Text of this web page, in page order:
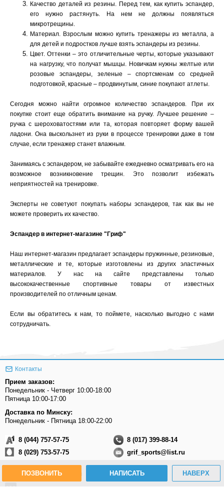
Качество деталей из резины. Перед тем, как купить эспандер,
его нужно растянуть. На нем не должны появляться
микротрещины.
Материал. Взрослым можно купить тренажеры из металла, а
для детей и подростков лучше взять эспандеры из резины.
Цвет. Оттенки – это отличительные черты, которые указывают
на нагрузку, что получат мышцы. Новичкам нужны желтые или
розовые эспандеры, зеленые – спортсменам со средней
подготовкой, красные – продвинутым, синие покупают атлеты.
Сегодня можно найти огромное количество эспандеров. При их
покупке стоит еще обратить внимание на ручку. Лучшее решение –
ручка с шероховатостями или та, которая повторяет форму вашей
ладони. Она выскользнет из руки в процессе тренировки даже в том
случае, если тренажер станет влажным.
Занимаясь с эспандером, не забывайте ежедневно осматривать его на
возможное возникновение трещин. Это позволит избежать
неприятностей на тренировке.
Эксперты не советуют покупать наборы эспандеров, так как вы не
можете проверить их качество.
Эспандер в интернет-магазине "Гриф"
Наш интернет-магазин предлагает эспандеры пружинные, резиновые,
металлические и те, которые изготовлены из других эластичных
материалов. У нас на сайте представлены только
высококачественные спортивные товары от известных
производителей по отличным ценам.
Если вы обратитесь к нам, то поймете, насколько выгодно с нами
сотрудничать.
Контакты
Прием заказов:
Понедельник - Четверг 10:00-18:00
Пятница 10:00-17:00
Доставка по Минску:
Понедельник - Пятница 18:00-22:00
8 (044) 757-57-75
8 (029) 753-57-75
8 (017) 399-88-14
grif_sports@list.ru
Присоединяйтесь к нам
ПОЗВОНИТЬ НАПИСАТЬ НАВЕРХ